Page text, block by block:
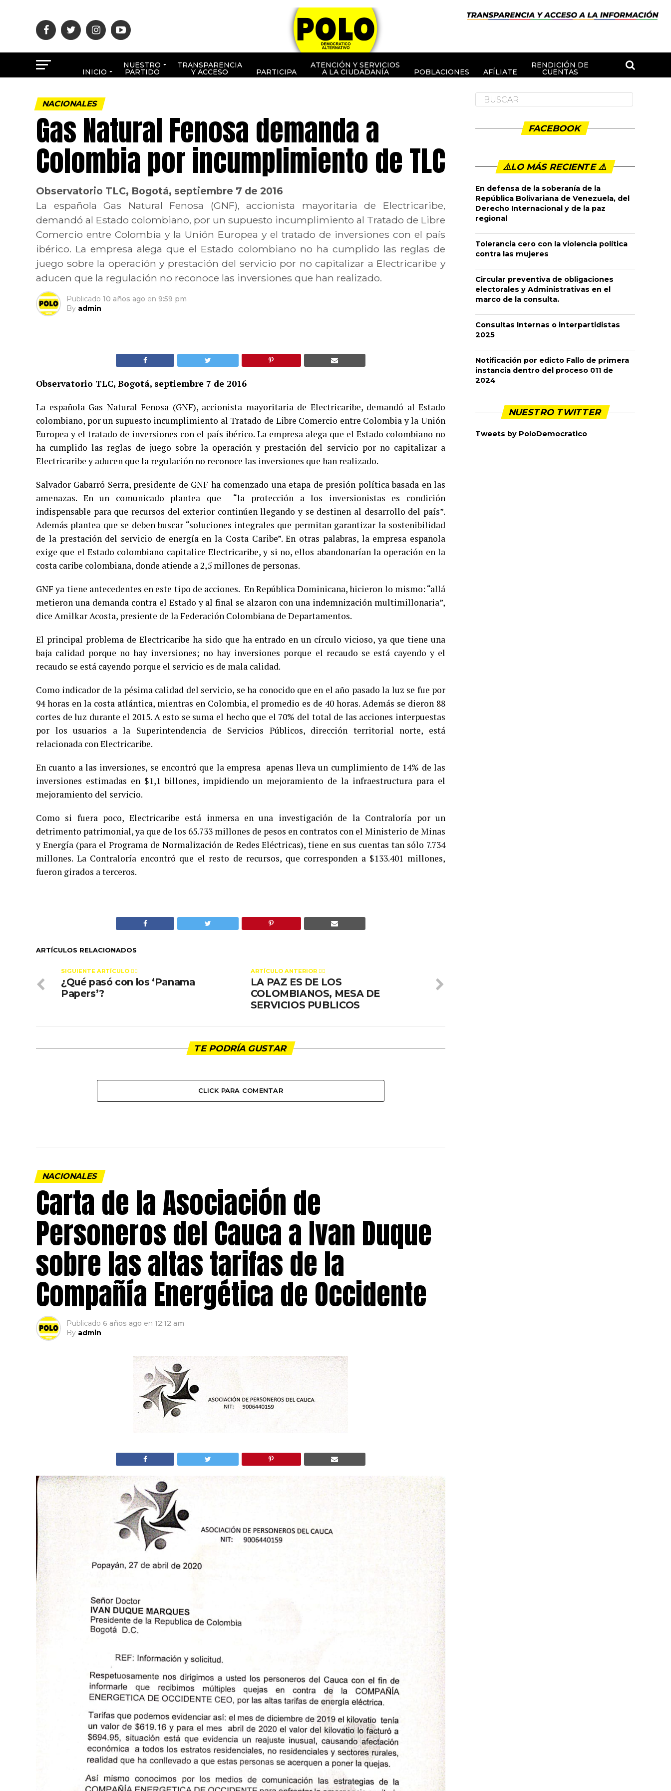
INICIO
NUESTRO
PARTIDO
TRANSPARENCIA
Y ACCESO PARTICIPA
ATENCIÓN Y SERVICIOS
A LA CIUDADANÍA POBLACIONES AFÍLIATE
RENDICIÓN DE
CUENTAS
NACIONALES
Gas Natural Fenosa demanda a
Colombia por incumplimiento de TLC
Observatorio TLC, Bogotá, septiembre 7 de 2016
La española Gas Natural Fenosa (GNF), accionista mayoritaria de Electricaribe,
demandó al Estado colombiano, por un supuesto incumplimiento al Tratado de Libre
Comercio entre Colombia y la Unión Europea y el tratado de inversiones con el país
ibérico. La empresa alega que el Estado colombiano no ha cumplido las reglas de
juego sobre la operación y prestación del servicio por no capitalizar a Electricaribe y
aducen que la regulación no reconoce las inversiones que han realizado.
Publicado 10 años ago en 9:59 pm
By admin
Observatorio TLC, Bogotá, septiembre 7 de 2016
La española Gas Natural Fenosa (GNF), accionista mayoritaria de Electricaribe, demandó al Estado
colombiano, por un supuesto incumplimiento al Tratado de Libre Comercio entre Colombia y la Unión
Europea y el tratado de inversiones con el país ibérico. La empresa alega que el Estado colombiano no
ha cumplido las reglas de juego sobre la operación y prestación del servicio por no capitalizar a
Electricaribe y aducen que la regulación no reconoce las inversiones que han realizado.
Salvador Gabarró Serra, presidente de GNF ha comenzado una etapa de presión política basada en las
amenazas. En un comunicado plantea que “la protección a los inversionistas es condición
indispensable para que recursos del exterior continúen llegando y se destinen al desarrollo del país”.
Además plantea que se deben buscar “soluciones integrales que permitan garantizar la sostenibilidad
de la prestación del servicio de energía en la Costa Caribe”. En otras palabras, la empresa española
exige que el Estado colombiano capitalice Electricaribe, y si no, ellos abandonarían la operación en la
costa caribe colombiana, donde atiende a 2,5 millones de personas.
GNF ya tiene antecedentes en este tipo de acciones. En República Dominicana, hicieron lo mismo: “allá
metieron una demanda contra el Estado y al final se alzaron con una indemnización multimillonaria”,
dice Amilkar Acosta, presiente de la Federación Colombiana de Departamentos.
El principal problema de Electricaribe ha sido que ha entrado en un círculo vicioso, ya que tiene una
baja calidad porque no hay inversiones; no hay inversiones porque el recaudo se está cayendo y el
recaudo se está cayendo porque el servicio es de mala calidad.
Como indicador de la pésima calidad del servicio, se ha conocido que en el año pasado la luz se fue por
94 horas en la costa atlántica, mientras en Colombia, el promedio es de 40 horas. Además se dieron 88
cortes de luz durante el 2015. A esto se suma el hecho que el 70% del total de las acciones interpuestas
por los usuarios a la Superintendencia de Servicios Públicos, dirección territorial norte, está
relacionada con Electricaribe.
En cuanto a las inversiones, se encontró que la empresa apenas lleva un cumplimiento de 14% de las
inversiones estimadas en $1,1 billones, impidiendo un mejoramiento de la infraestructura para el
mejoramiento del servicio.
Como si fuera poco, Electricaribe está inmersa en una investigación de la Contraloría por un
detrimento patrimonial, ya que de los 65.733 millones de pesos en contratos con el Ministerio de Minas
y Energía (para el Programa de Normalización de Redes Eléctricas), tiene en sus cuentas tan sólo 7.734
millones. La Contraloría encontró que el resto de recursos, que corresponden a $133.401 millones,
fueron girados a terceros.
ARTÍCULOS RELACIONADOS
ARTÍCULO ANTERIOR 👉🏻
LA PAZ ES DE LOS
COLOMBIANOS, MESA DE
SERVICIOS PUBLICOS
SIGUIENTE ARTÍCULO 👈🏻
¿Qué pasó con los ‘Panama
Papers’?
TE PODRÍA GUSTAR
CLICK PARA COMENTAR
NACIONALES
Carta de la Asociación de
Personeros del Cauca a Ivan Duque
sobre las altas tarifas de la
Compañía Energética de Occidente
Publicado 6 años ago en 12:12 am
By admin
FACEBOOK
⚠️LO MÁS RECIENTE ⚠️️
En defensa de la soberanía de la
República Bolivariana de Venezuela, del
Derecho Internacional y de la paz
regional
Tolerancia cero con la violencia política
contra las mujeres
Circular preventiva de obligaciones
electorales y Administrativas en el
marco de la consulta.
Consultas Internas o interpartidistas
2025
Notificación por edicto Fallo de primera
instancia dentro del proceso 011 de
2024
NUESTRO TWITTER
Tweets by PoloDemocratico